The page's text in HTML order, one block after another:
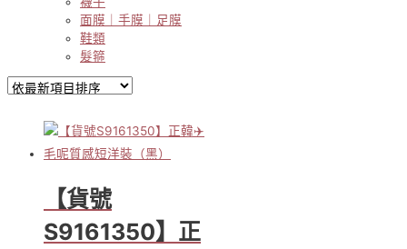
面膜｜手膜｜足膜
鞋類
髮箍
【貨號
S9161350】正